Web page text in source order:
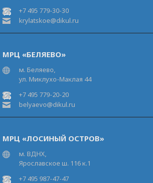
+7 495 779-30-30
krylatskoe@dikul.ru
МРЦ «БЕЛЯЕВО»
м. Беляево,
ул. Миклухо-Маклая 44
+7 495 779-20-20
belyaevo@dikul.ru
МРЦ «ЛОСИНЫЙ ОСТРОВ»
м. ВДНХ,
Ярославское ш. 116 к.1
+7 495 987-47-47